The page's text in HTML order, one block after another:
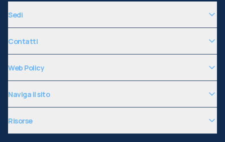
Sedi
Contatti
Web Policy
Naviga il sito
Risorse